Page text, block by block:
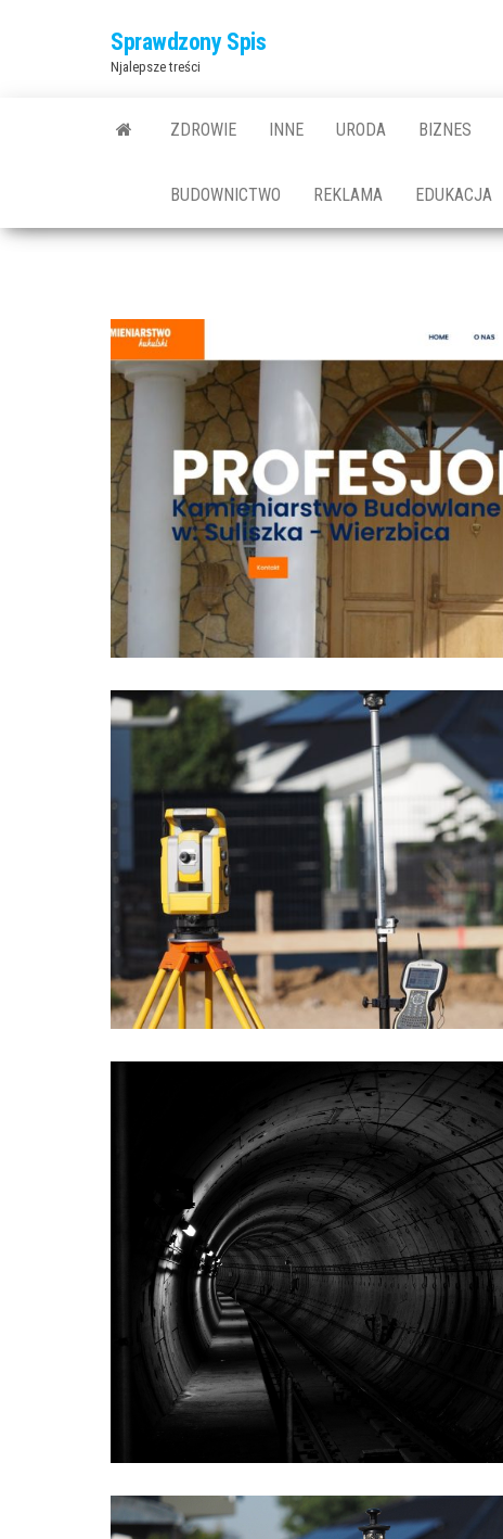
Sprawdzony Spis
Njalepsze treści
ZDROWIE INNE URODA BIZNES
BUDOWNICTWO REKLAMA EDUKACJA